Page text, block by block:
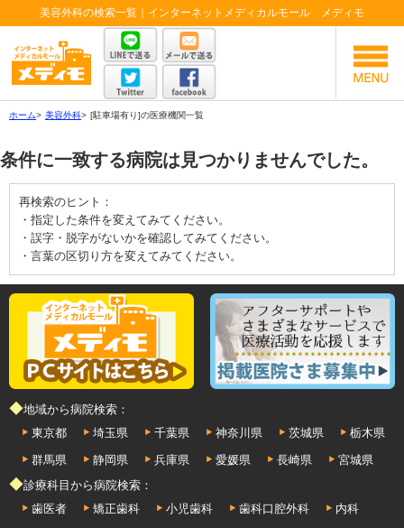
美容外科の検索一覧｜インターネットメディカルモール メディモ
ホーム> 美容外科> [駐車場有り]の医療機関一覧
条件に一致する病院は見つかりませんでした。
再検索のヒント：
・指定した条件を変えてみてください。
・誤字・脱字がないかを確認してみてください。
・言葉の区切り方を変えてみてください。
◆地域から病院検索：
東京都
埼玉県 千葉県 神奈川県 茨城県
栃木県
群馬県
静岡県 兵庫県 愛媛県 長崎県
宮城県
◆診療科目から病院検索：
歯医者
矯正歯科 小児歯科 歯科口腔外科
内科